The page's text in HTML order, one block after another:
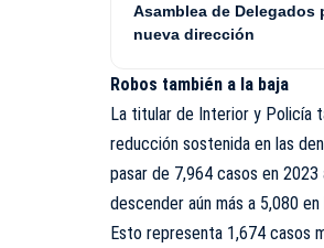
Asamblea de Delegados
nueva dirección
Robos también a la baja
La titular de Interior y Policía
reducción sostenida en las
pasar de 7,964 casos en
descender aún más a 5,080
Esto representa 1,674 casos